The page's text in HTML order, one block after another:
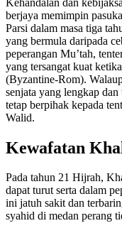
berjaya memimpin
Parsi dalam masa tiga
yang bermula daripada
peperangan Mu’tah,
yang tersangat kuat
(Byzantine-Rom).
senjata yang lengkap
tetap berpihak kepada
Walid.
Kewafatan
Pada tahun 21 Hijrah,
dapat turut serta dalam
ini jatuh sakit dan
syahid di medan perang